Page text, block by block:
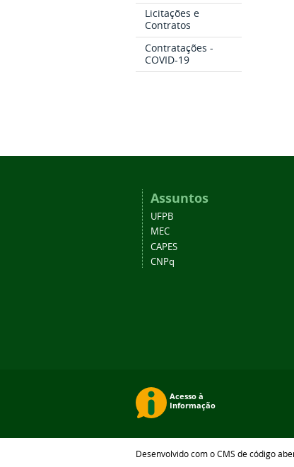
Licitações e
Contratos
Contratações -
COVID-19
Assuntos
UFPB
MEC
CAPES
CNPq
Desenvolvido com o CMS de código